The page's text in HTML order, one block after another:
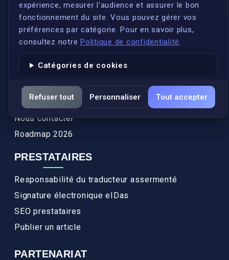
expérience, mesurer l'audience et assurer le bon
fonctionnement du site. Vous pouvez gérer vos
préférences par catégorie. Pour en savoir plus,
consultez notre Politique de confidentialité.
Catégories de cookies
Refuser tout Personnaliser Tout accepter
Qui sommes-nous ?
Conformité
Annuaires des traducteurs assermentés
Actualités
Services
FAQ
Nous contacter
Roadmap 2026
PRESTATAIRES
Responsabilité du traducteur assermenté
Signature électronique eIDas
SEO prestataires
Publier un article
PARTENARIAT